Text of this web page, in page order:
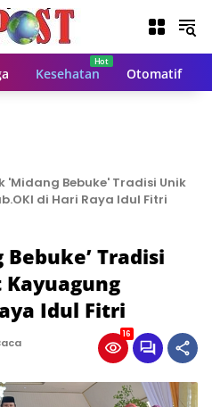
Kesehatan Otomatif
'Midang Bebuke' Tradisi Unik
di Hari Raya Idul Fitri
Bebuke’ Tradisi
Idul Fitri
16